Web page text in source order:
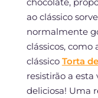
ao clássico
normalmente
clássicos, como
clássico Torta
resistirão a esta
deliciosa! Uma